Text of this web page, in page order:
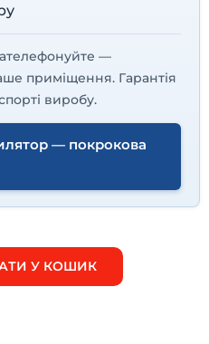
—
приміщення. Гарантія
виробу.
— покрокова
У КОШИК